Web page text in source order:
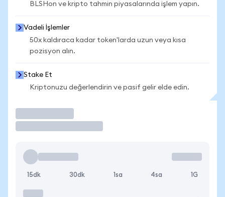
BLSHon ve kripto tahmin piyasalarında işlem yapın.
Vadeli İşlemler
50x kaldıraca kadar token'larda uzun veya kısa
pozisyon alın.
Stake Et
Kriptonuzu değerlendirin ve pasif gelir elde edin.
15dk 30dk 1sa 4sa 1G